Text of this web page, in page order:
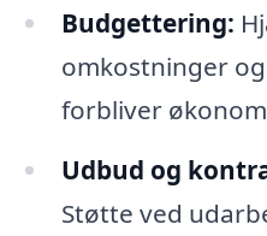
Budgettering:
omkostninger
forbliver
Udbud og
Støtte ved